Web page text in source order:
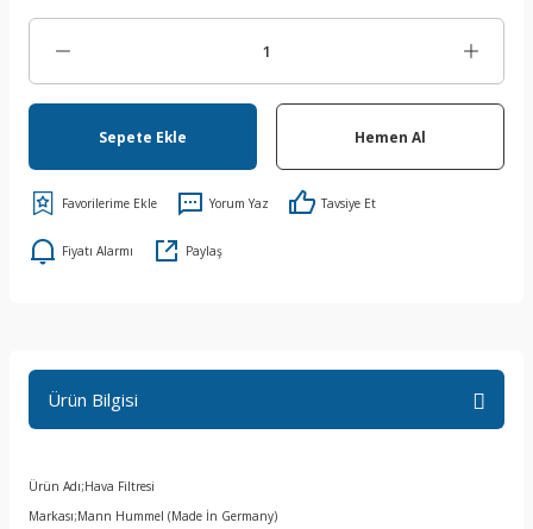
Sepete Ekle Hemen Al
Yorum Yaz Tavsiye Et
Fiyatı Alarmı Paylaş
Ürün Bilgisi
Ürün Adı;Hava Filtresi
Markası;Mann Hummel (Made İn Germany)